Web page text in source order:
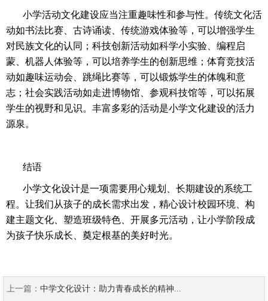
小学活动文化建设应当注重趣味性和参与性。传统文化活
动如书法比赛、古诗诵读、传统游戏体验等，可以增强学生
对民族文化的认同；科技创新活动如科学小实验、编程启
蒙、机器人体验等，可以培养学生的创新思维；体育竞技活
动如趣味运动会、跳绳比赛等，可以锻炼学生的体魄和意
志；社会实践活动如走进博物馆、参观科技馆等，可以拓展
学生的视野和见识。丰富多彩的活动是小学文化建设的活力
源泉。
结语
小学文化设计是一项需要用心规划、长期建设的系统工
程。让我们从孩子的成长需求出发，精心设计校园环境、构
建主题文化、塑造班级特色、开展多元活动，让小学阶段成
为孩子快乐成长、奠定根基的美好时光。
上一篇： 中学文化设计：助力青春成长的精神...